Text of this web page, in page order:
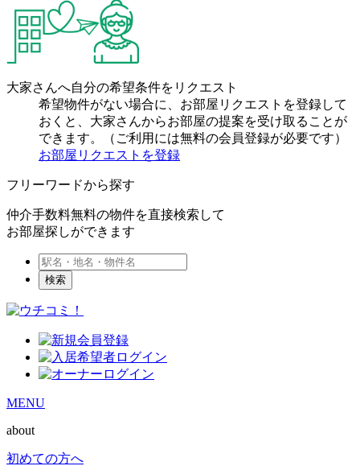
大家さんへ自分の希望条件をリクエスト
希望物件がない場合に、お部屋リクエストを登録して
おくと、大家さんからお部屋の提案を受け取ることが
できます。（ご利用には無料の会員登録が必要です）
お部屋リクエストを登録
フリーワードから探す
仲介手数料無料の物件を直接検索して
お部屋探しができます
検索
MENU
about
初めての方へ